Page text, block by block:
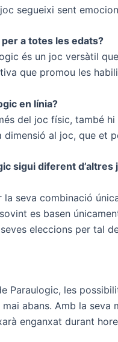
segueixi sent
a totes les edats?
és un joc versàtil
que promou les
en línia?
del joc físic, també
dimensió al joc, que et
sigui diferent d’altres
la seva combinació
es basen
eleccions per tal
Paraulogic, les
abans. Amb la
enganxat durant